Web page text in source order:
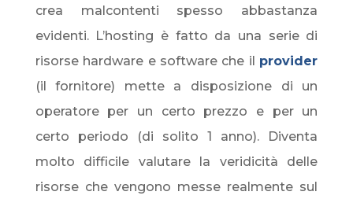
crea malcontenti spesso abbastanza
evidenti. L’hosting è fatto da una serie di
risorse hardware e software che il provider
(il fornitore) mette a disposizione di un
operatore per un certo prezzo e per un
certo periodo (di solito 1 anno). Diventa
molto difficile valutare la veridicità delle
risorse che vengono messe realmente sul